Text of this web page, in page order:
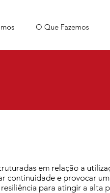
O Que Fazemos
em relação a
continuidade e provocar
para atingir a alta